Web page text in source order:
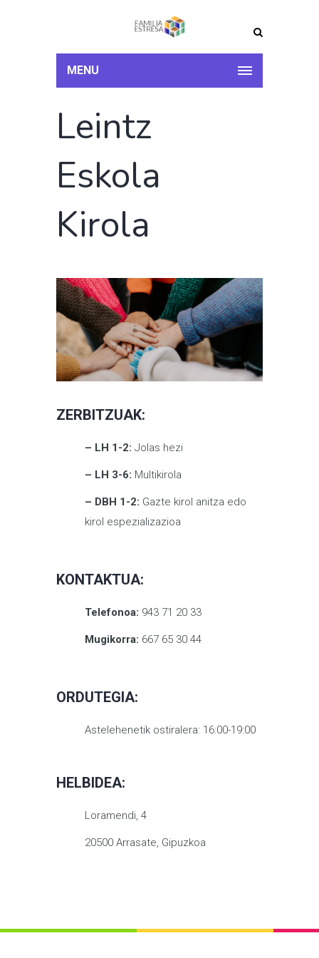
MENU
Leintz
Eskola
Kirola
ZERBITZUAK:
– LH 1-2: Jolas hezi
– LH 3-6: Multikirola
– DBH 1-2: Gazte kirol anitza edo
kirol espezializazioa
KONTAKTUA:
Telefonoa: 943 71 20 33
Mugikorra: 667 65 30 44
ORDUTEGIA:
Astelehenetik ostiralera: 16:00-19:00
HELBIDEA:
Loramendi, 4
20500 Arrasate, Gipuzkoa